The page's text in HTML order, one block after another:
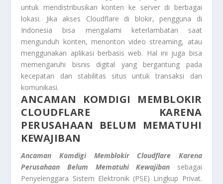
untuk mendistribusikan konten ke server di berbagai
lokasi. Jika akses Cloudflare di blokir, pengguna di
Indonesia bisa mengalami keterlambatan saat
mengunduh konten, menonton video streaming, atau
menggunakan aplikasi berbasis web. Hal ini juga bisa
memengaruhi bisnis digital yang bergantung pada
kecepatan dan stabilitas situs untuk transaksi dan
komunikasi.
ANCAMAN KOMDIGI MEMBLOKIR
CLOUDFLARE KARENA
PERUSAHAAN BELUM MEMATUHI
KEWAJIBAN
Ancaman Komdigi Memblokir Cloudflare Karena
Perusahaan Belum Mematuhi Kewajiban sebagai
Penyelenggara Sistem Elektronik (PSE) Lingkup Privat.